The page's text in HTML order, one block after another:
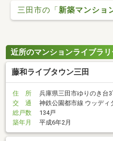
三田市の「 新築マンショ
近所のマンションライブラ
藤和ライブタウン三田
住 所
兵庫県三田市ゆりのき台
交 通
神鉄公園都市線 ウッディ
総戸数
134戸
築年月
平成6年2月